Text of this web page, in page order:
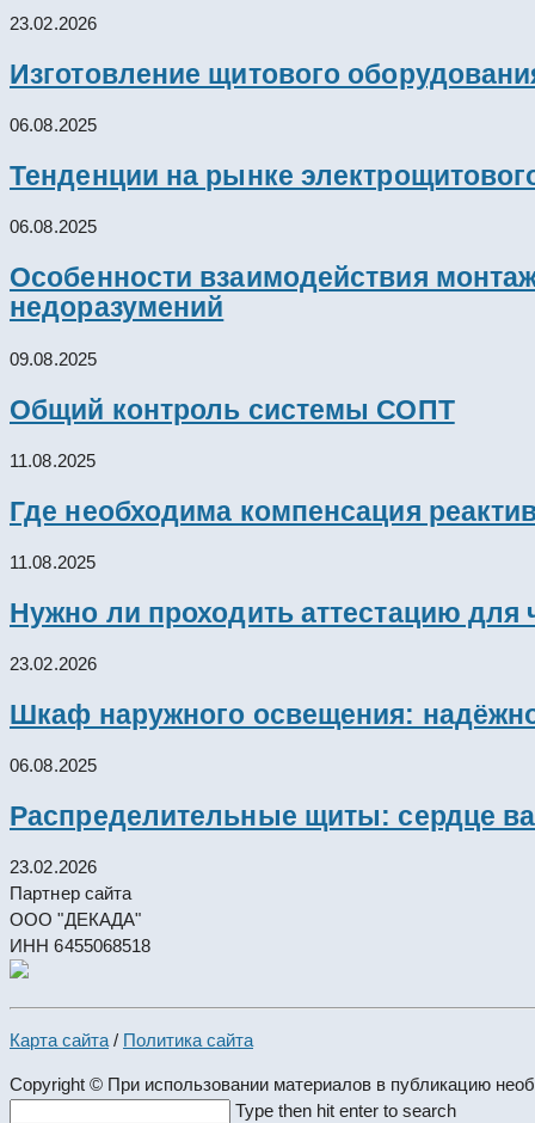
23.02.2026
Изготовление щитового
06.08.2025
Тенденции на рынке
06.08.2025
Особенности взаимодействия
недоразумений
09.08.2025
Общий контроль системы СОПТ
11.08.2025
Где необходима компенсация
11.08.2025
Нужно ли проходить аттестацию для
23.02.2026
Шкаф наружного освещения:
06.08.2025
Распределительные щиты: сердце
23.02.2026
Партнер сайта
ООО "ДЕКАДА"
ИНН 6455068518
Карта сайта / Политика сайта
Copyright © При использовании материалов в публикацию
Type then hit enter to search